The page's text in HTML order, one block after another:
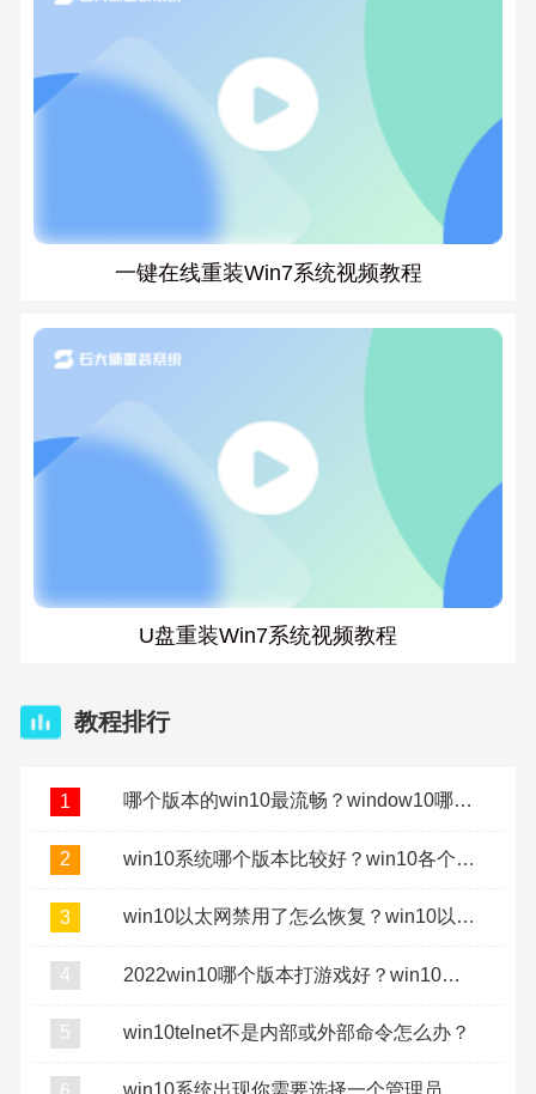
一键在线重装Win7系统视频教程
U盘重装Win7系统视频教程
教程排行
1 哪个版本的win10最流畅？window10哪个版本最流畅稳定？
2 win10系统哪个版本比较好？win10各个版本的区别介绍
3 win10以太网禁用了怎么恢复？win10以太网禁用了怎么打开
4 2022win10哪个版本打游戏好？win10打游戏用哪个版本？
5 win10telnet不是内部或外部命令怎么办？